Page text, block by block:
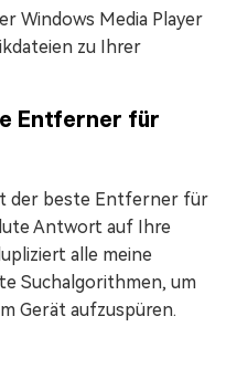
Windows Media Player
zu Ihrer
Entferner für
der beste Entferner für
Antwort auf Ihre
alle meine
Suchalgorithmen, um
Gerät aufzuspüren.